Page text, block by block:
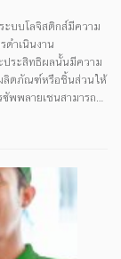
ะบบโลจิสติกส์มีความ
ำเนินงาน
ประสิทธิผลนั้นมีความ
ลิตภัณฑ์หรือชิ้นส่วนให้
พพลายเชนสามารถมี
ำคัญต่อการจัดการ
สำคัญที่ทำให้ค่าใช้
การติดตามยาน
มการใช้น้ำมันเชื้อ